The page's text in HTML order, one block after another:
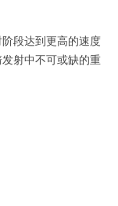
段达到更高的速度
射中不可或缺的重